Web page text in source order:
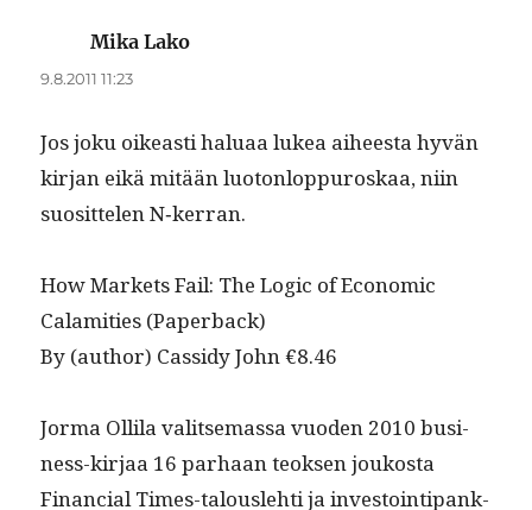
Mika Lako
9.8.2011 11:23
Jos joku oikeasti halu­aa lukea aiheesta hyvän
kir­jan eikä mitään luo­ton­lop­puroskaa, niin
suosit­te­len N‑kerran.
How Mar­kets Fail: The Log­ic of Eco­nom­ic
Calami­ties (Paper­back)
By (author) Cas­sidy John €8.46
Jor­ma Ollila val­it­se­mas­sa vuo­den 2010 busi­
ness-kir­jaa 16 parhaan teok­sen joukos­ta
Finan­cial Times-talousle­hti ja investoin­tipank­